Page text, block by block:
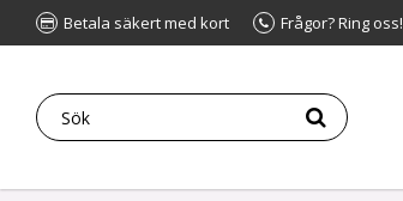
Betala säkert med kort Frågor? Ring oss!